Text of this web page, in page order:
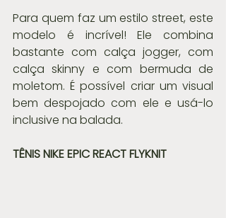
Para quem faz um estilo street, este
modelo é incrível! Ele combina
bastante com calça jogger, com
calça skinny e com bermuda de
moletom. É possível criar um visual
bem despojado com ele e usá-lo
inclusive na balada.
TÊNIS NIKE EPIC REACT FLYKNIT